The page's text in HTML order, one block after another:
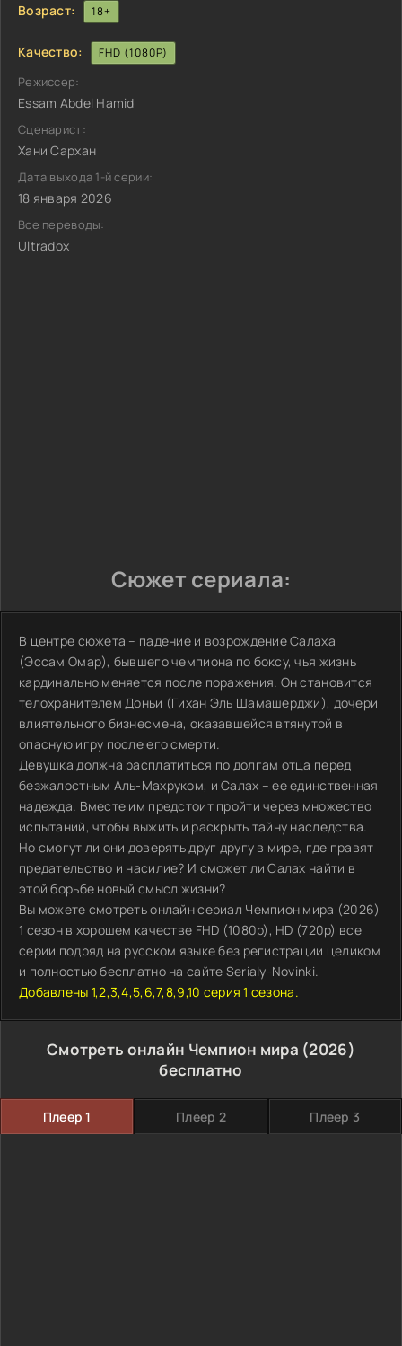
Возраст:
18+
Качество: FHD (1080P)
Режиссер:
Essam Abdel Hamid
Сценарист:
Хани Сархан
Дата выхода 1-й серии:
18 января 2026
Все переводы:
Ultradox
Сюжет сериала:
В центре сюжета – падение и возрождение Салаха
(Эссам Омар), бывшего чемпиона по боксу, чья жизнь
кардинально меняется после поражения. Он становится
телохранителем Доньи (Гихан Эль Шамашерджи), дочери
влиятельного бизнесмена, оказавшейся втянутой в
опасную игру после его смерти.
Девушка должна расплатиться по долгам отца перед
безжалостным Аль-Махруком, и Салах – ее единственная
надежда. Вместе им предстоит пройти через множество
испытаний, чтобы выжить и раскрыть тайну наследства.
Но смогут ли они доверять друг другу в мире, где правят
предательство и насилие? И сможет ли Салах найти в
этой борьбе новый смысл жизни?
Вы можете смотреть онлайн сериал Чемпион мира (2026)
1 сезон в хорошем качестве FHD (1080p), HD (720p) все
серии подряд на русском языке без регистрации целиком
и полностью бесплатно на сайте Serialy-Novinki.
Добавлены 1,2,3,4,5,6,7,8,9,10 серия 1 сезона.
Смотреть онлайн Чемпион мира (2026)
бесплатно
Плеер 1 Плеер 2 Плеер 3